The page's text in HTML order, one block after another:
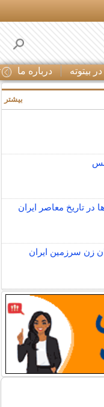
بیتوته درباره ما
تاریخ معاصر ایران
زن سرزمین ایران
بیشتر